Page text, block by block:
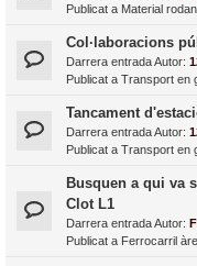
Publicat a Material
Col·laboracions
Darrera entrada Autor:
Publicat a Transport en
Tancament
Darrera entrada Autor:
Publicat a Transport en
Busquen a qui va
Clot L1
Darrera entrada Autor:
Publicat a Ferrocarril